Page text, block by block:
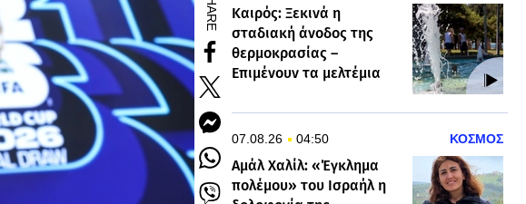
SHARE
Καιρός: Ξεκινά η
σταδιακή άνοδος της
θερμοκρασίας –
Επιμένουν τα μελτέμια
07.08.26 04:50 ΚΟΣΜΟΣ
Αμάλ Χαλίλ: «Έγκλημα
πολέμου» του Ισραήλ η